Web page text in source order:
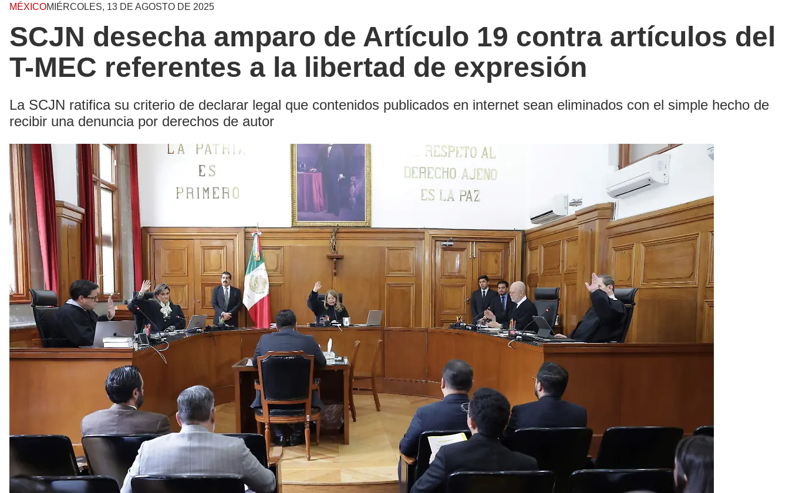
MÉXICOMIÉRCOLES, 13 DE AGOSTO DE 2025
SCJN desecha amparo de Artículo 19 contra artículos del
T-MEC referentes a la libertad de expresión
La SCJN ratifica su criterio de declarar legal que contenidos publicados en internet sean eliminados con el simple hecho de
recibir una denuncia por derechos de autor